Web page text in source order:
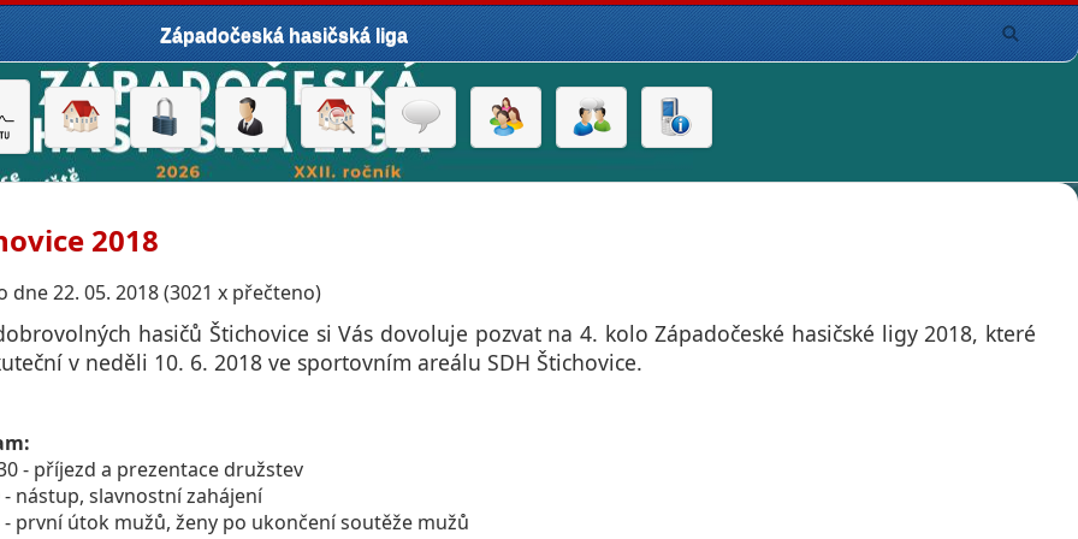
Západočeská hasičská liga
2018
dne 22. 05. 2018 (3021 x přečteno)
hasičů Štichovice si Vás dovoluje pozvat na 4. kolo Západočeské hasičské ligy 2018, které
v neděli 10. 6. 2018 ve sportovním areálu SDH Štichovice.
- příjezd a prezentace družstev
- nástup, slavnostní zahájení
- první útok mužů, ženy po ukončení soutěže mužů